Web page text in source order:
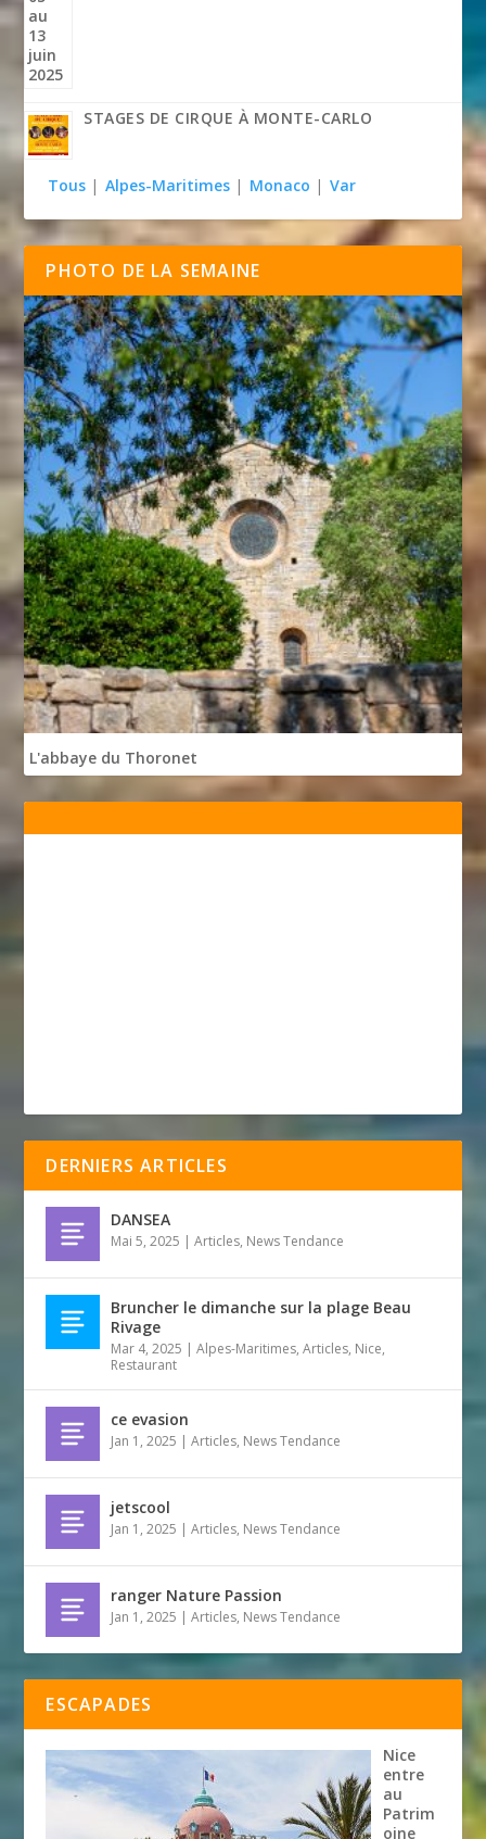
STAGES DE CIRQUE À MONTE-CARLO
Tous | Alpes-Maritimes | Monaco | Var
PHOTO DE LA SEMAINE
L'abbaye du Thoronet
DERNIERS ARTICLES
DANSEA
Mai 5, 2025 |Articles, News Tendance
Bruncher le dimanche sur la plage Beau
Rivage
Mar 4, 2025 |Alpes-Maritimes,Articles, Nice,
Restaurant
ce evasion
Jan 1, 2025 |Articles, News Tendance
jetscool
Jan 1, 2025 |Articles, News Tendance
ranger Nature Passion
Jan 1, 2025 |Articles, News Tendance
ESCAPADES
Nice
entre
au
Patrim
oine